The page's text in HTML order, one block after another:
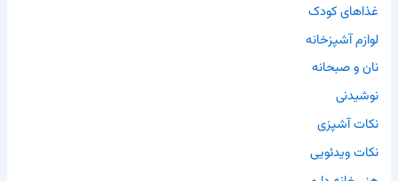
غذاهای کودک
لوازم آشپزخانه
نان و صبحانه
نوشیدنی
نکات آشپزی
نکات ویدئویی